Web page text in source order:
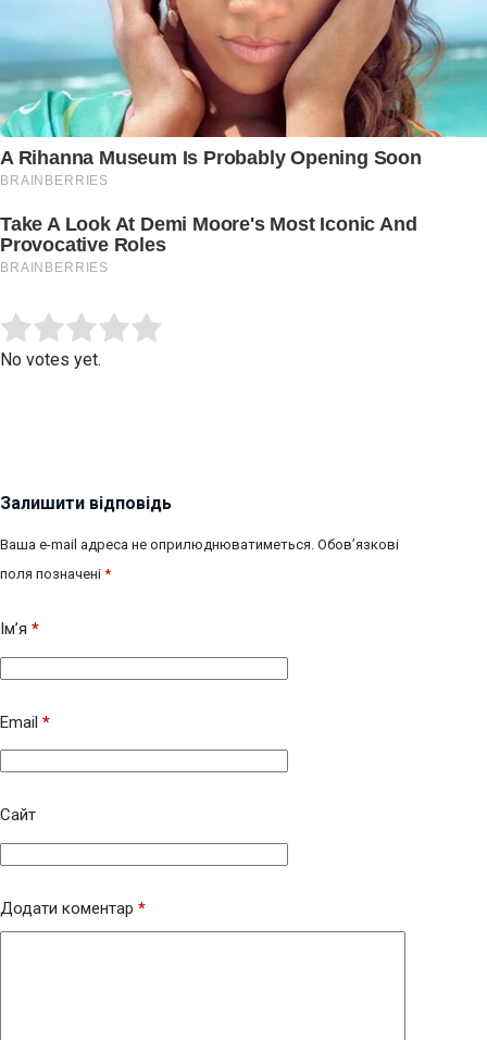
Rate this item:
No votes yet.
Залишити відповідь
Ваша e-mail адреса не оприлюднюватиметься. Обов’язкові
поля позначені *
Ім’я *
Email *
Сайт
Додати коментар *